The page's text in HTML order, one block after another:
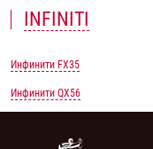
INFINITI
Инфинити FX35
Инфинити QX56